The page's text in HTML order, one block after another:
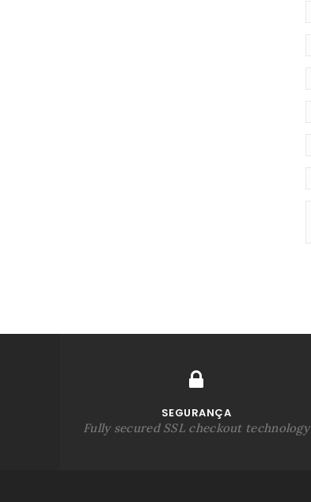
SEGURANÇA
Fully secured SSL checkout technology